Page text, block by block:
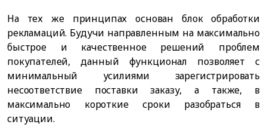
На тех же принципах основан блок обработки
рекламаций. Будучи направленным на максимально
быстрое и качественное решений проблем
покупателей, данный функционал позволяет с
минимальный усилиями зарегистрировать
несоответствие поставки заказу, а также, в
максимально короткие сроки разобраться в
ситуации.